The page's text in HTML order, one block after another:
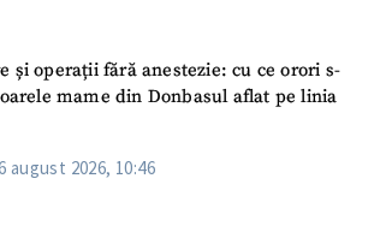
și operații fără anestezie: cu ce orori s-
mame din Donbasul aflat pe linia
august 2026, 10:46